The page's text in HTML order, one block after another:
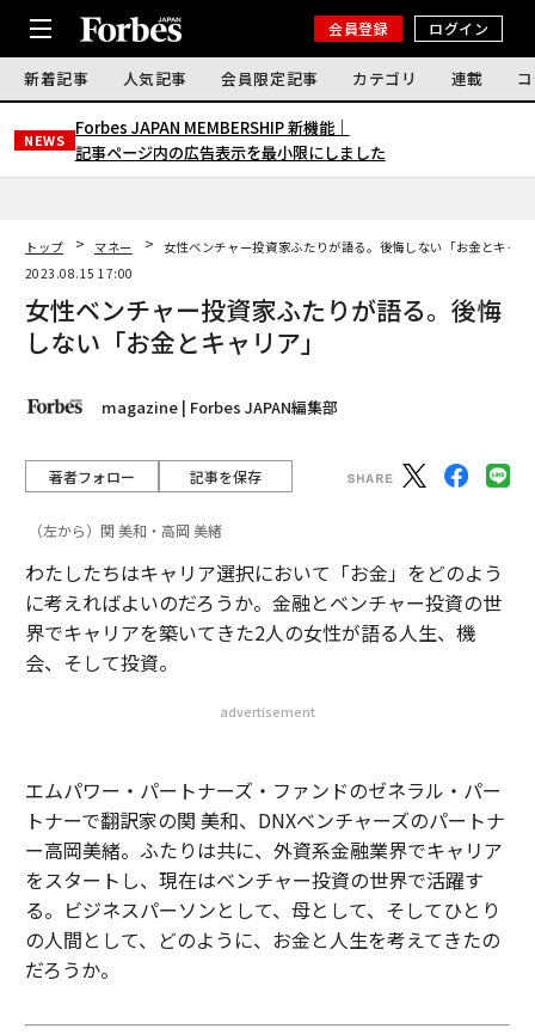
会員登録 ログイン
新着記事 人気記事 会員限定記事 カテゴリ 連載
NEWS
Forbes JAPAN MEMBERSHIP 新機能｜
記事ページ内の広告表示を最小限にしました
トップ マネー
女性ベンチャー投資家ふたりが語る。後悔しない「お金とキャリ
2023.08.15 17:00
女性ベンチャー投資家ふたりが語る。後悔
しない「お金とキャリア」
magazine | Forbes JAPAN編集部
著者フォロー 記事を保存
（左から）関 美和・高岡 美緒
わたしたちはキャリア選択において「お金」をどのよう
に考えればよいのだろうか。金融とベンチャー投資の世
界でキャリアを築いてきた2人の女性が語る人生、機
会、そして投資。
advertisement
エムパワー・パートナーズ・ファンドのゼネラル・パー
トナーで翻訳家の関 美和、DNXベンチャーズのパートナ
ー高岡美緒。ふたりは共に、外資系金融業界でキャリア
をスタートし、現在はベンチャー投資の世界で活躍す
る。ビジネスパーソンとして、母として、そしてひとり
の人間として、どのように、お金と人生を考えてきたの
だろうか。